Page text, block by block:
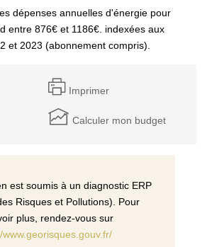
dépenses annuelles d'énergie pour
entre 876€ et 1186€. indexées aux
et 2023 (abonnement compris).
Imprimer
Calculer mon budget
est soumis à un diagnostic ERP
Risques et Pollutions). Pour
plus, rendez-vous sur
www.georisques.gouv.fr/